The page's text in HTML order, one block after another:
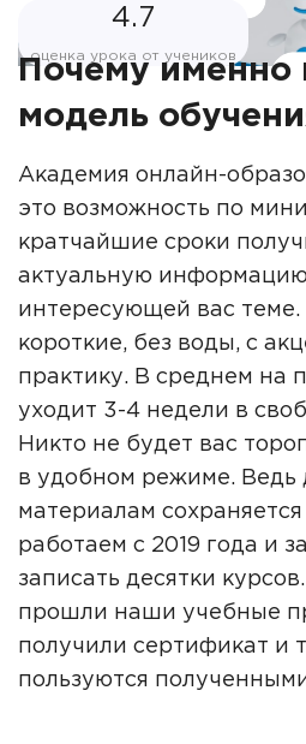
4.7
оценка урока от учеников
Почему именно
модель
Академия онлайн-
это возможность по
кратчайшие сроки
актуальную
интересующей вас теме.
короткие, без воды, с
практику. В среднем на
уходит 3-4 недели в
Никто не будет вас
в удобном режиме. Ведь
материалам
работаем с 2019 года и
записать десятки
прошли наши учебные
получили сертификат и
пользуются